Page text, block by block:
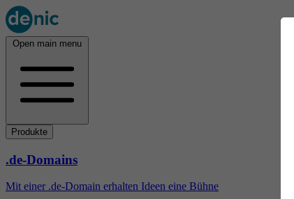
Open main menu
Produkte
.de-Domains
Mit einer .de-Domain erhalten Ideen eine Bühne